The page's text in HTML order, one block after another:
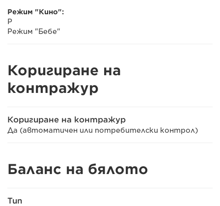
Режим "Кино":
P
Режим "Бебе"
Коригиране на
контражур
Коригиране на контражур
Да (автоматичен или потребителски контрол)
Баланс на бялото
Тип